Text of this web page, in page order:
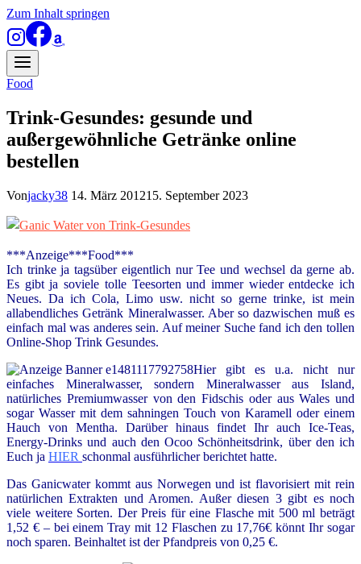
Zum Inhalt springen
Food
Trink-Gesundes: gesunde und
außergewöhnliche Getränke online
bestellen
Vonjacky38 14. März 201215. September 2023
***Anzeige***Food***
Ich trinke ja tagsüber eigentlich nur Tee und wechsel da gerne ab.
Es gibt ja soviele tolle Teesorten und immer wieder entdecke ich
Neues. Da ich Cola, Limo usw. nicht so gerne trinke, ist mein
allabendliches Getränk Mineralwasser. Aber so dazwischen muß es
einfach mal was anderes sein. Auf meiner Suche fand ich den tollen
Online-Shop Trink Gesundes.
Hier gibt es u.a. nicht nur
einfaches Mineralwasser, sondern Mineralwasser aus Island,
natürliches Premiumwasser von den Fidschis oder aus Wales und
sogar Wasser mit dem sahningen Touch von Karamell oder einem
Hauch von Mentha. Darüber hinaus findet Ihr auch Ice-Teas,
Energy-Drinks und auch den Ocoo Schönheitsdrink, über den ich
Euch ja HIER schonmal ausführlicher berichtet hatte.
Das Ganicwater kommt aus Norwegen und ist flavorisiert mit rein
natürlichen Extrakten und Aromen. Außer diesen 3 gibt es noch
viele weitere Sorten. Der Preis für eine Flasche mit 500 ml beträgt
1,52 € – bei einem Tray mit 12 Flaschen zu 17,76€ könnt Ihr sogar
noch sparen. Beinhaltet ist der Pfandpreis von 0,25 €.